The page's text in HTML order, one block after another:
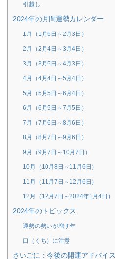
引越し
2024年の月間運勢カレンダー
1月（1月6日～2月3日）
2月（2月4日～3月4日）
3月（3月5日～4月3日）
4月（4月4日～5月4日）
5月（5月5日～6月4日）
6月（6月5日～7月5日）
7月（7月6日～8月6日）
8月（8月7日～9月6日）
9月（9月7日～10月7日）
10月（10月8日～11月6日）
11月（11月7日～12月6日）
12月（12月7日～2024年1月4日）
2024年のトピックス
運勢の勢いが増す年
口（くち）に注意
さいごに：今後の開運アドバイス